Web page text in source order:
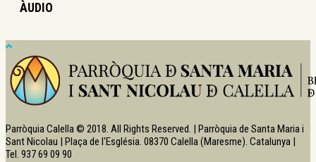
ÀUDIO
Parròquia Calella © 2018. All Rights Reserved. | Parròquia de Santa Maria i
Sant Nicolau | Plaça de l'Església. 08370 Calella (Maresme). Catalunya |
Tel. 937 69 09 90